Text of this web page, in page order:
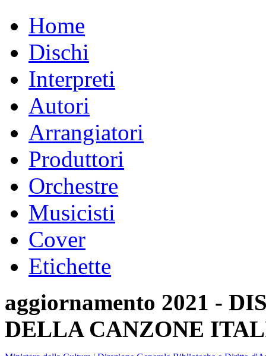
Home
Dischi
Interpreti
Autori
Arrangiatori
Produttori
Orchestre
Musicisti
Cover
Etichette
aggiornamento 2021 -
DELLA CANZONE